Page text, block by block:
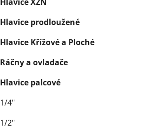
Hlavice prodloužené
Hlavice Křížové a Ploché
Ráčny a ovladače
Hlavice palcové
1/4"
1/2"